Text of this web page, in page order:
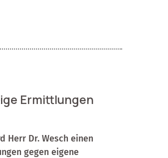
Ermittlungen
Herr Dr. Wesch einen
gegen eigene